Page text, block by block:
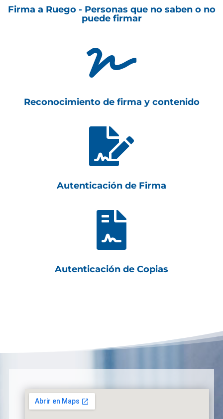
Firma a Ruego - Personas que no saben o no
puede firmar

Reconocimiento de firma y contenido

Autenticación de Firma

Autenticación de Copias